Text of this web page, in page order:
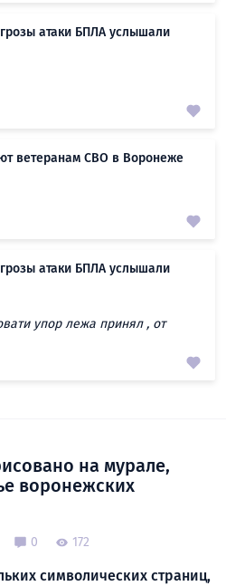
атаки БПЛА услышали
ветеранам СВО в Воронеже
атаки БПЛА услышали
упор лежа принял , от
на мурале,
воронежских
0 172
символических страниц,